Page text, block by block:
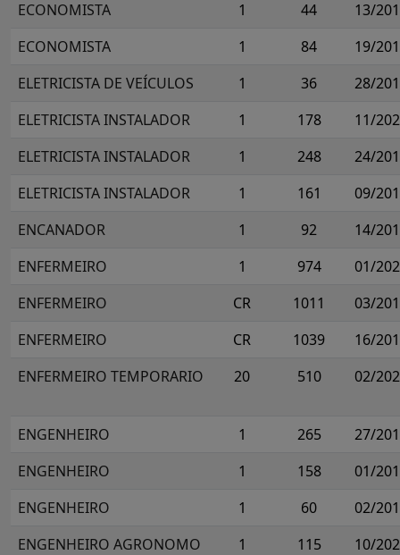
ECONOMISTA 1 44
13/
ECONOMISTA
1 84
19/
ELETRICISTA DE VEÍCULOS
1 36
28/
ELETRICISTA INSTALADOR
1 178
11/
ELETRICISTA INSTALADOR
1 248
24/
ELETRICISTA INSTALADOR
1 161
09/
ENCANADOR
1 92
14/
ENFERMEIRO
1 974
01/
ENFERMEIRO
CR 1011
03/
ENFERMEIRO
CR 1039
16/
ENFERMEIRO TEMPORARIO
20 510 02/
ENGENHEIRO 1 265
27/
ENGENHEIRO
1 158
01/
ENGENHEIRO
1 60
02/
ENGENHEIRO AGRONOMO
1 115
10/